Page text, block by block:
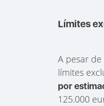
Límites
A pesar
límites
por
125.000